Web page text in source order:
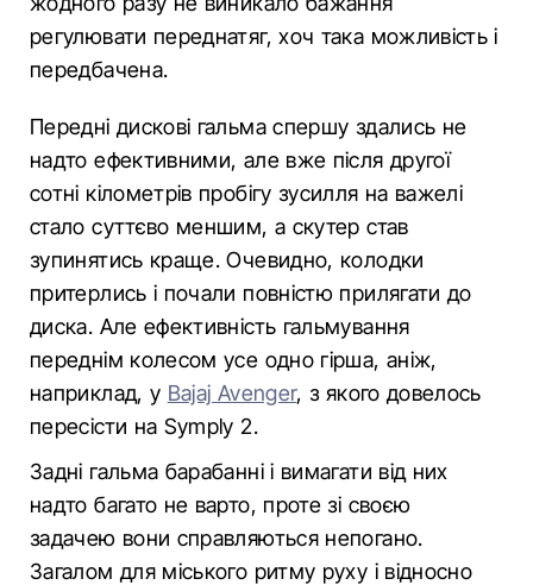
регулювати переднатяг, хоч така можливість і
передбачена.
Передні дискові гальма спершу здались не
надто ефективними, але вже після другої
сотні кілометрів пробігу зусилля на важелі
стало суттєво меншим, а скутер став
зупинятись краще. Очевидно, колодки
притерлись і почали повністю прилягати до
диска. Але ефективність гальмування
переднім колесом усе одно гірша, аніж,
наприклад, у Bajaj Avenger, з якого довелось
пересісти на Symply 2.
Задні гальма барабанні і вимагати від них
надто багато не варто, проте зі своєю
задачею вони справляються непогано.
Загалом для міського ритму руху і відносно